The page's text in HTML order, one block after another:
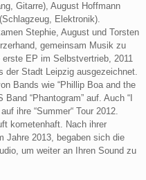
Gitarre), August Hoffmann
Elektronik).
Stephie, August und Torsten
gemeinsam Musik zu
EP im Selbstvertrieb, 2011
der Stadt Leipzig ausgezeichnet.
Bands wie “Phillip Boa and the
Band “Phantogram” auf. Auch “I
ihre “Summer“ Tour 2012.
kometenhaft. Nach ihrer
Jahre 2013, begaben sich die
um weiter an Ihren Sound zu